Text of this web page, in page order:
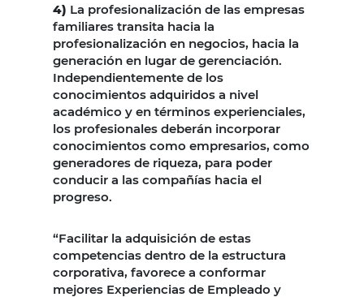
4) La profesionalización de las empresas
familiares transita hacia la
profesionalización en negocios, hacia la
generación en lugar de gerenciación.
Independientemente de los
conocimientos adquiridos a nivel
académico y en términos experienciales,
los profesionales deberán incorporar
conocimientos como empresarios, como
generadores de riqueza, para poder
conducir a las compañías hacia el
progreso.
“Facilitar la adquisición de estas
competencias dentro de la estructura
corporativa, favorece a conformar
mejores Experiencias de Empleado y